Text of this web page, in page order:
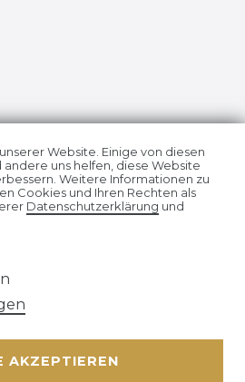
Daten­schutz­erklärung
Website. Einige von diesen
andere uns helfen, diese Website
Weitere Informationen zu
Cookies und Ihren Rechten als
Daten­schutz­erklärung und
AKZEPTIEREN